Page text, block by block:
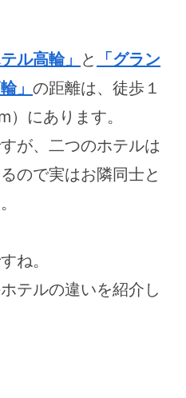
ル高輪」 と
「グラン
」 の距離は、徒歩１
）にあります。
が、二つのホテルは
ので実はお隣同士と
ね。
テルの違いを紹介し